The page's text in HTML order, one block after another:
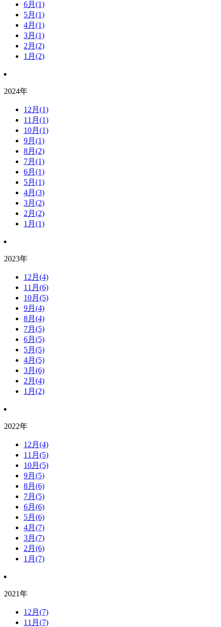
6月(1)
5月(1)
4月(1)
3月(1)
2月(2)
1月(2)
2024年
12月(1)
11月(1)
10月(1)
9月(1)
8月(2)
7月(1)
6月(1)
5月(1)
4月(3)
3月(2)
2月(2)
1月(1)
2023年
12月(4)
11月(6)
10月(5)
9月(4)
8月(4)
7月(5)
6月(5)
5月(5)
4月(5)
3月(6)
2月(4)
1月(2)
2022年
12月(4)
11月(5)
10月(5)
9月(5)
8月(6)
7月(5)
6月(6)
5月(6)
4月(7)
3月(7)
2月(6)
1月(7)
2021年
12月(7)
11月(7)